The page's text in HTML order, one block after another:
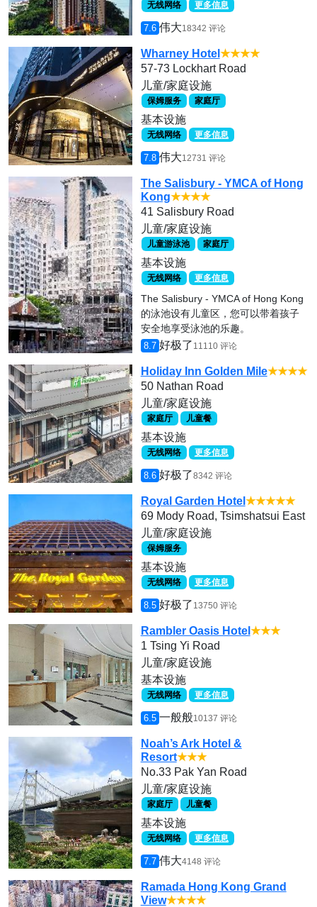
无线网络 更多信息
7.6 伟大18342 评论
Wharney Hotel ★★★★
57-73 Lockhart Road
儿童/家庭设施
保姆服务 家庭厅
基本设施
无线网络 更多信息
7.8 伟大12731 评论
The Salisbury - YMCA of Hong
Kong★★★★
41 Salisbury Road
儿童/家庭设施
儿童游泳池 家庭厅
基本设施
无线网络 更多信息
The Salisbury - YMCA of Hong Kong
的泳池设有儿童区，您可以带着孩子
安全地享受泳池的乐趣。
8.7 好极了 11110 评论
Holiday Inn Golden Mile★★★★
50 Nathan Road
儿童/家庭设施
家庭厅 儿童餐
基本设施
无线网络 更多信息
8.6 好极了8342 评论
Royal Garden Hotel ★★★★★
69 Mody Road, Tsimshatsui East
儿童/家庭设施
保姆服务
基本设施
无线网络 更多信息
8.5 好极了 13750 评论
Rambler Oasis Hotel ★★★
1 Tsing Yi Road
儿童/家庭设施
基本设施
无线网络 更多信息
6.5 一般般10137 评论
Noah’s Ark Hotel &
Resort★★★
No.33 Pak Yan Road
儿童/家庭设施
家庭厅 儿童餐
基本设施
无线网络 更多信息
7.7 伟大4148 评论
Ramada Hong Kong Grand
View★★★★